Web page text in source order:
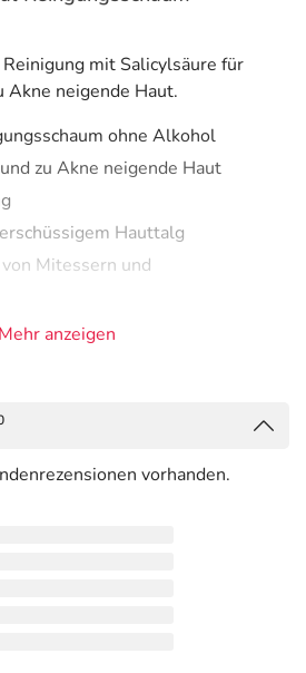
mit Salicylsäure für
Akne neigende Haut.
ohne Alkohol
zu Akne neigende Haut
Hauttalg
Mitessern und
Sulfate, Propylene Glycol,
Polysorbate 20,
Chloride, Pantolactone,
Benzoic Acid.
Herstellers
Mehr anzeigen
vorhanden.